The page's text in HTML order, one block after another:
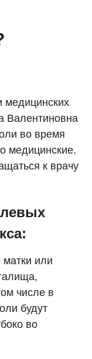
медицинских
Валентиновна
во время
медицинские.
к врачу
или
числе в
будут
во